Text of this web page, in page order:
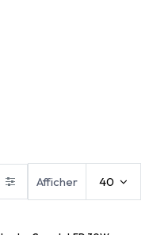
Afficher 40